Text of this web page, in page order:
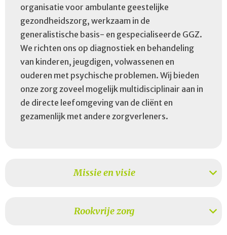
organisatie voor ambulante geestelijke
gezondheidszorg, werkzaam in de
generalistische basis- en gespecialiseerde GGZ.
We richten ons op diagnostiek en behandeling
van kinderen, jeugdigen, volwassenen en
ouderen met psychische problemen. Wij bieden
onze zorg zoveel mogelijk multidisciplinair aan in
de directe leefomgeving van de cliënt en
gezamenlijk met andere zorgverleners.
Missie en visie
Rookvrije zorg